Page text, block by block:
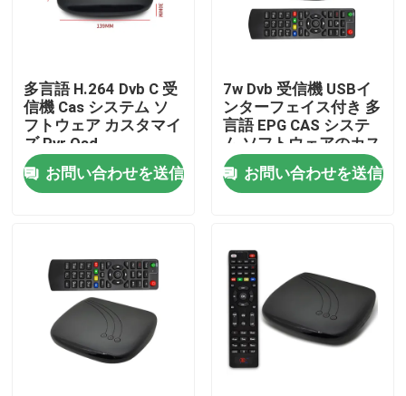
ホーム
VRショー
企業情報
多言語 H.264 Dvb C 受
信機 Cas システム ソ
フトウェア カスタマイ
ズ Pvr Osd
お問い合わせを送信
7w Dvb 受信機 USBイ
ンターフェイス付き 多
言語 EPG CAS システ
ム ソフトウェアのカス
タマイズ
お問い合わせを送信